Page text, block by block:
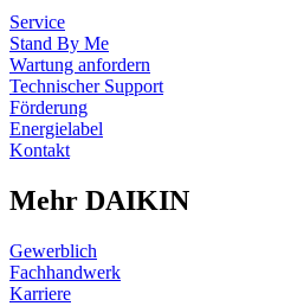
Service
Stand By Me
Wartung anfordern
Technischer Support
Förderung
Energielabel
Kontakt
Mehr DAIKIN
Gewerblich
Fachhandwerk
Karriere